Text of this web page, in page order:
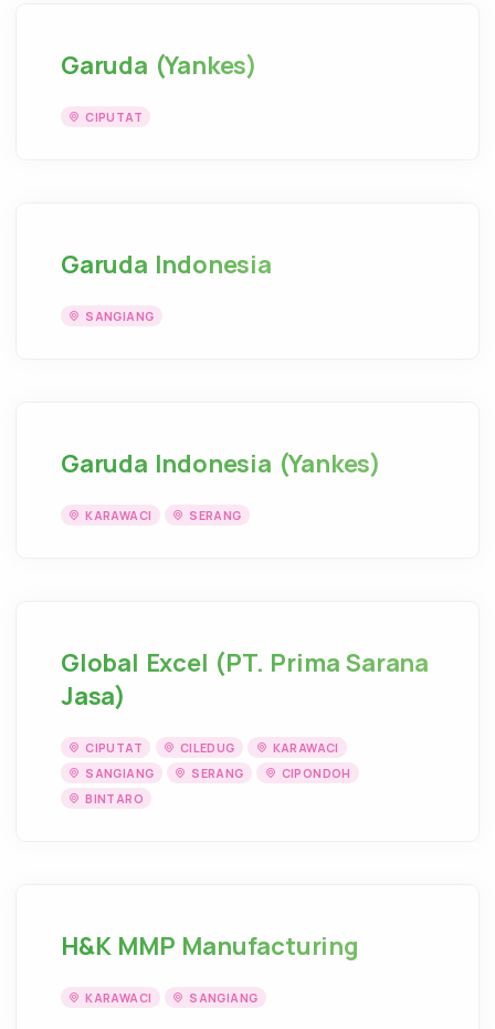
Garuda (Yankes)
CIPUTAT
Garuda Indonesia
SANGIANG
Garuda Indonesia (Yankes)
KARAWACI SERANG
Global Excel (PT. Prima Sarana
Jasa)
CIPUTAT CILEDUG
KARAWACI
SANGIANG
SERANG
CIPONDOH
BINTARO
H&K MMP Manufacturing
KARAWACI SANGIANG